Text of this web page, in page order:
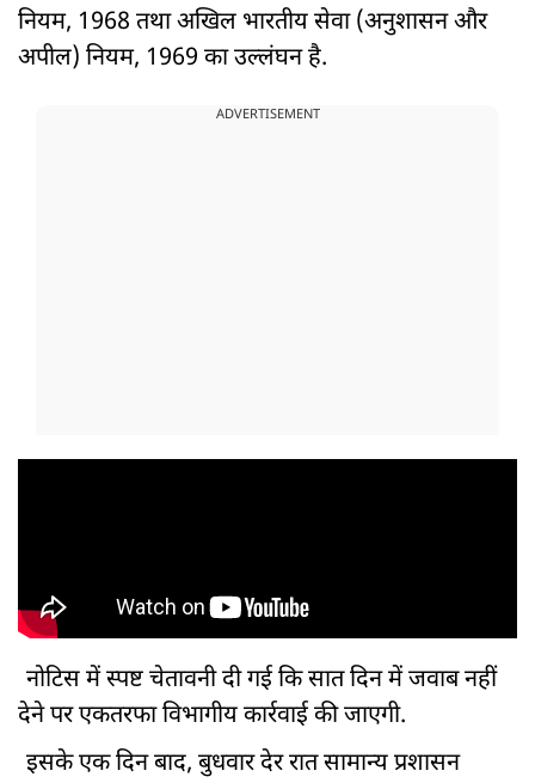
नियम, 1968 तथा अखिल भारतीय सेवा (अनुशासन और
अपील) नियम, 1969 का उल्लंघन है.
ADVERTISEMENT
नोटिस में स्पष्ट चेतावनी दी गई कि सात दिन में जवाब नहीं
देने पर एकतरफा विभागीय कार्रवाई की जाएगी.
इसके एक दिन बाद, बुधवार देर रात सामान्य प्रशासन